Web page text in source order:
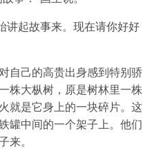
讲起故事来。现在请你好好
自己的高贵出身感到特别骄
株大枞树，原是树林里一株
就是它身上的一块碎片。这
罐中间的一个架子上。他们
来。